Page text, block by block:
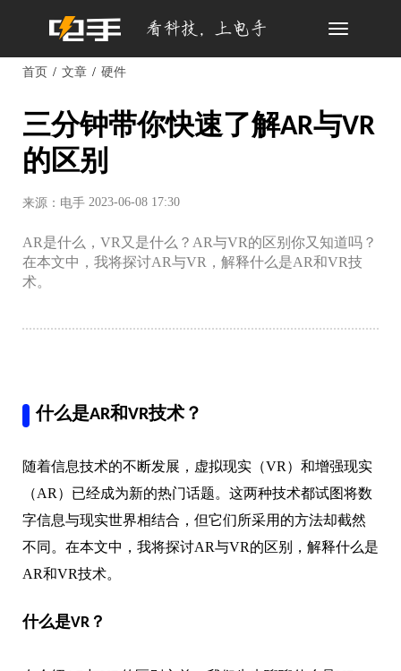
Toggle
首页 文章 硬件
三分钟带你快速了解AR与VR
的区别
来源：电手 2023-06-08 17:30
AR是什么，VR又是什么？AR与VR的区别你又知道吗？
在本文中，我将探讨AR与VR，解释什么是AR和VR技
术。
什么是AR和VR技术？
随着信息技术的不断发展，虚拟现实（VR）和增强现实
（AR）已经成为新的热门话题。这两种技术都试图将数
字信息与现实世界相结合，但它们所采用的方法却截然
不同。在本文中，我将探讨AR与VR的区别，解释什么是
AR和VR技术。
什么是VR？